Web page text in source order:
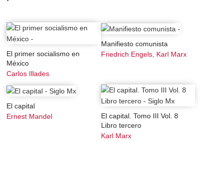
El primer socialismo en
México
Carlos Illades
Manifiesto comunista
Friedrich Engels, Karl Marx
El capital
Ernest Mandel
El capital. Tomo III Vol. 8
Libro tercero
Karl Marx